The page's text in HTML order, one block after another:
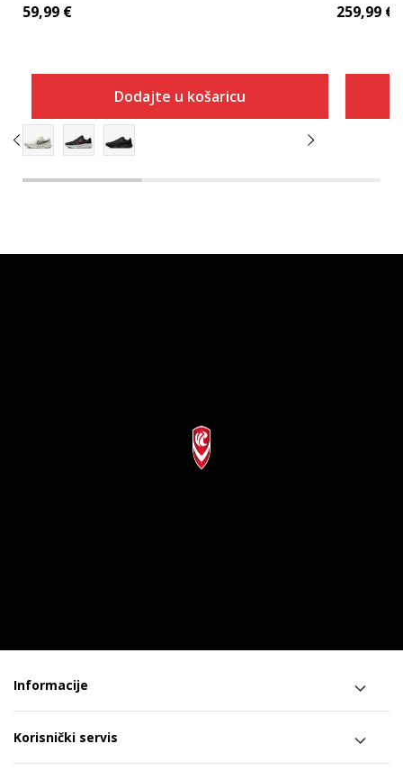
59,99 €
Dodajte u košaricu
259,99 €
Informacije
Korisnički servis